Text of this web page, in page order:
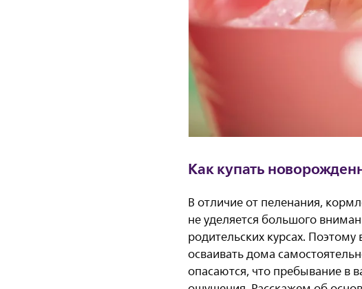
Как купать
В отличие от пеленания,
не уделяется большого
родительских курсах.
осваивать дома
опасаются, что пребывание в